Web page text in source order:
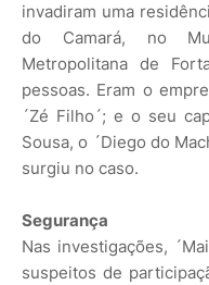
invadiram uma
do Camará, no
Metropolitana de
pessoas. Eram o
´Zé Filho´; e o seu
Sousa, o ´Diego do
surgiu no caso.
Segurança
Nas investigações,
suspeitos de